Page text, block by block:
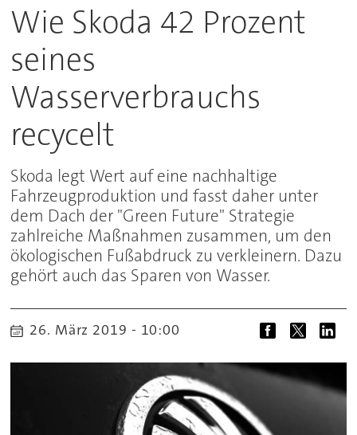
Wie Skoda 42 Prozent
seines
Wasserverbrauchs
recycelt
Skoda legt Wert auf eine nachhaltige
Fahrzeugproduktion und fasst daher unter
dem Dach der "Green Future" Strategie
zahlreiche Maßnahmen zusammen, um den
ökologischen Fußabdruck zu verkleinern. Dazu
gehört auch das Sparen von Wasser.
26. März 2019 - 10:00